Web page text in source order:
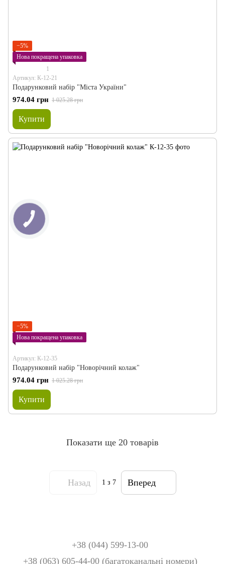
−5%
Нова покращена упаковка
1
Артикул: К-12-21
Подарунковий набір "Міста України"
974.04 грн 1 025.28 грн
Купити
−5%
Нова покращена упаковка
Артикул: К-12-35
Подарунковий набір "Новорічний колаж"
974.04 грн 1 025.28 грн
Купити
Показати ще 20 товарів
Назад 1 з 7 Вперед
+38 (044) 599-13-00
+38 (063) 605-44-00 (багатоканальні номери)